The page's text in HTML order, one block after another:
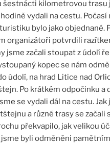
šestnácti kilometrovou trasu
vydali na cestu. Počasí
bylo jako objednané.
organizátoři potvrdili
jsme začali stoupat z údolí
kopec se nám
údolí, na hrad Litice nad
Po krátkém odpočinku a
se vydali dál na cestu. Jak
a různé trasy se začali
překvapilo, jak velikou
jsme byli odměněni